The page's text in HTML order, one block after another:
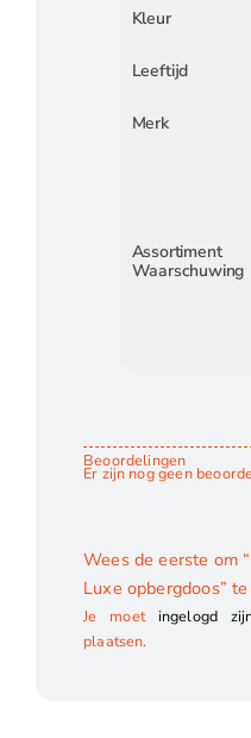
Kleur
Leeftijd
Merk
Assortiment
Waarschuwing
Beoordelingen
Er zijn nog geen
Wees de eerste om
Luxe opbergdoos”
Je moet ingelogd
plaatsen.